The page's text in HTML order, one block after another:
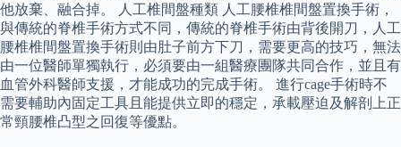
他放棄、融合掉。 人工椎間盤種類 人工腰椎椎間盤置換手術，
與傳統的脊椎手術方式不同，傳統的脊椎手術由背後開刀，人工
腰椎椎間盤置換手術則由肚子前方下刀，需要更高的技巧，無法
由一位醫師單獨執行，必須要由一組醫療團隊共同合作，並且有
血管外科醫師支援，才能成功的完成手術。 進行cage手術時不
需要輔助內固定工具且能提供立即的穩定，承載壓迫及解剖上正
常頸腰椎凸型之回復等優點。